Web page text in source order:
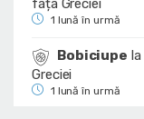
fața Greciei
1 lună în urmă
Bobiciupe la
Greciei
1 lună în urmă